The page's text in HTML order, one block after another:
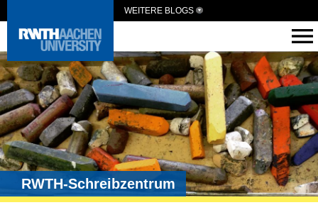
WEITERE BLOGS
RWTH-Schreibzentrum